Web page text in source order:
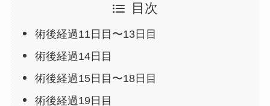
目次
術後経過11日目〜13日目
術後経過14日目
術後経過15日目〜18日目
術後経過19日目